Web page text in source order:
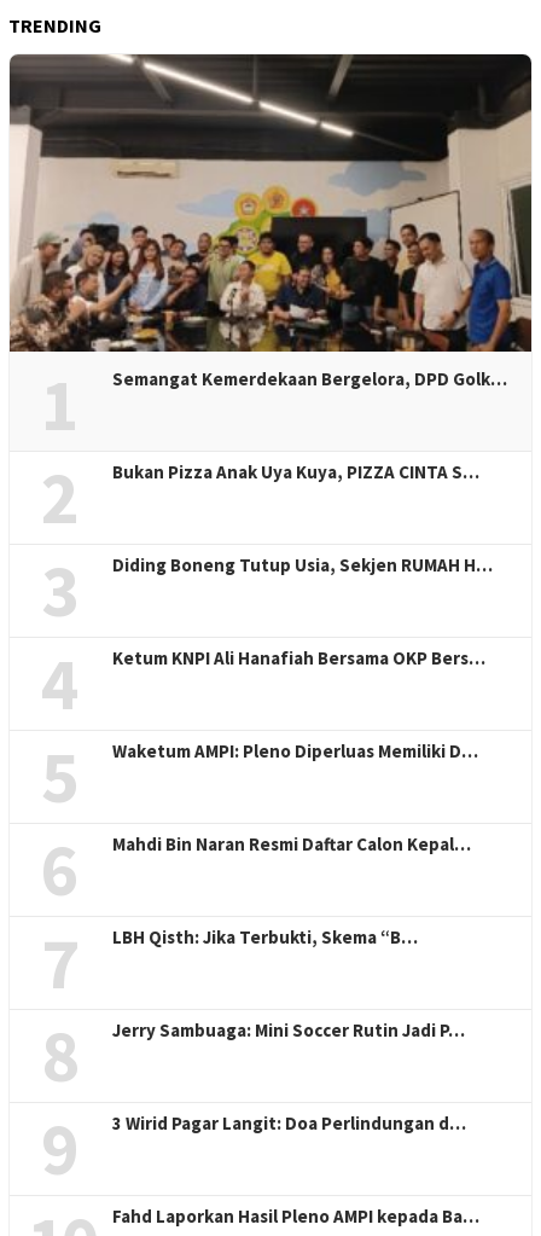
TRENDING
1 Semangat Kemerdekaan Bergelora, DPD Golk…
2 Bukan Pizza Anak Uya Kuya, PIZZA CINTA S…
3 Diding Boneng Tutup Usia, Sekjen RUMAH H…
4 Ketum KNPI Ali Hanafiah Bersama OKP Bers…
5 Waketum AMPI: Pleno Diperluas Memiliki D…
6 Mahdi Bin Naran Resmi Daftar Calon Kepal…
7 LBH Qisth: Jika Terbukti, Skema “B…
8 Jerry Sambuaga: Mini Soccer Rutin Jadi P…
9 3 Wirid Pagar Langit: Doa Perlindungan d…
Fahd Laporkan Hasil Pleno AMPI kepada Ba…